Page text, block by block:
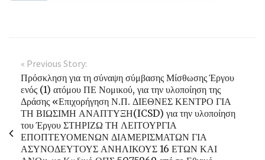
« Previous Story:
Πρόσκληση για τη σύναψη σύμβασης Μίσθωσης Έργου
ενός (1) ατόμου ΠΕ Νομικού, για την υλοποίηση της
Δράσης «Επιχορήγηση Ν.Π. ΔΙΕΘΝΕΣ ΚΕΝΤΡΟ ΓΙΑ
ΤΗ ΒΙΩΣΙΜΗ ΑΝΑΠΤΥΞΗ(ICSD) για την υλοποίηση
του Έργου ΣΤΗΡΙΖΩ ΤΗ ΛΕΙΤΟΥΡΓΙΑ
ΕΠΟΠΤΕΥΟΜΕΝΩΝ ΔΙΑΜΕΡΙΣΜΑΤΩΝ ΓΙΑ
ΑΣΥΝΟΔΕΥΤΟΥΣ ΑΝΗΛΙΚΟΥΣ 16 ΕΤΩΝ ΚΑΙ